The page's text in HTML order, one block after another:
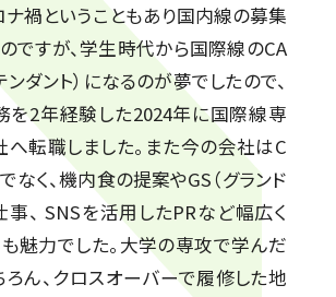
禍ということもあり国内線の募集
ですが、学生時代から国際線のCA
ンダント）になるのが夢でしたので、
を2年経験した2024年に国際線専
転職しました。また今の会社はC
なく、機内食の提案やGS（グランド
事、 SNSを活用したPRなど幅広く
魅力でした。大学の専攻で学んだ
ん、クロスオーバーで履修した地